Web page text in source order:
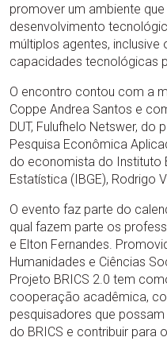
promover um ambiente
desenvolvimento
múltiplos agentes,
capacidades tecnológicas
O encontro contou com a
Coppe Andrea Santos e
DUT, Fulufhelo Netswer, do
Pesquisa Econômica
do economista do Instituto
Estatística (IBGE), Rodrigo
O evento faz parte do
qual fazem parte os
e Elton Fernandes.
Humanidades e Ciências
Projeto BRICS 2.0 tem
cooperação acadêmica,
pesquisadores que
do BRICS e contribuir para